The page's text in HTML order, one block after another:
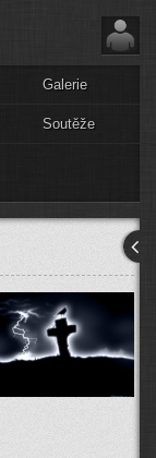
Galerie
Soutěže